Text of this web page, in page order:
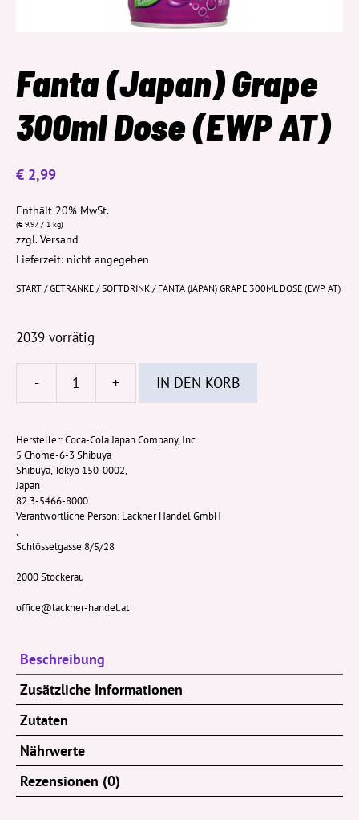
Fanta (Japan) Grape
300ml Dose (EWP AT)
€ 2,99
Enthält 20% MwSt.
(€9,97 / 1 kg)
zzgl.Versand
Lieferzeit: nicht angegeben
START /GETRÄNKE /SOFTDRINK / FANTA (JAPAN) GRAPE 300ML DOSE (EWP AT)
2039 vorrätig
-
Fanta
Grape
AT)
+ IN DEN KORB
Hersteller:Coca-Cola Japan Company, Inc.
5 Chome-6-3 Shibuya
Shibuya, Tokyo 150-0002,
Japan
82 3-5466-8000
Verantwortliche Person: Lackner Handel GmbH
,
Schlösselgasse 8/5/28
2000 Stockerau
office@lackner-handel.at
Beschreibung
Zusätzliche Informationen
Zutaten
Nährwerte
Rezensionen (0)